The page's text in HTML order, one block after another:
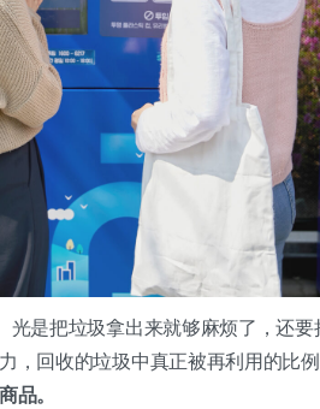
是把垃圾拿出来就够麻烦了，还
，回收的垃圾中真正被再利用的比
品。